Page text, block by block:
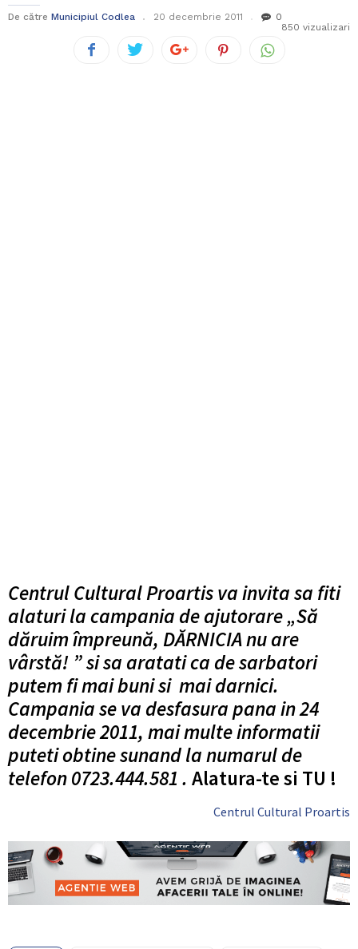
De către Municipiul Codlea 20 decembrie 2011
0
850 vizualizari
Centrul Cultural Proartis va invita sa fiti
alaturi la campania de ajutorare „Să
dăruim împreună, DĂRNICIA nu are
vârstă! ” si sa aratati ca de sarbatori
putem fi mai buni si mai darnici.
Campania se va desfasura pana in 24
decembrie 2011, mai multe informatii
puteti obtine sunand la numarul de
telefon 0723.444.581 . Alatura-te si TU !
Centrul Cultural Proartis